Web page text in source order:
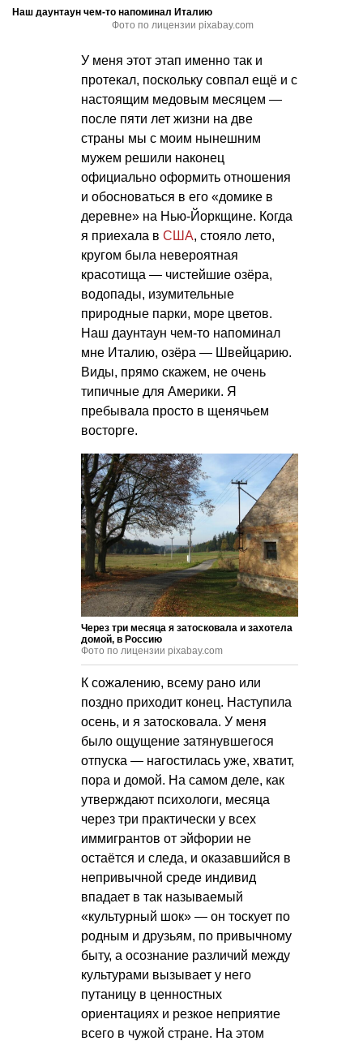
Наш даунтаун чем-то напоминал Италию
Фото по лицензии pixabay.com
У меня этот этап именно так и
протекал, поскольку совпал ещё и с
настоящим медовым месяцем —
после пяти лет жизни на две
страны мы с моим нынешним
мужем решили наконец
официально оформить отношения
и обосноваться в его «домике в
деревне» на Нью-Йоркщине. Когда
я приехала в США, стояло лето,
кругом была невероятная
красотища — чистейшие озёра,
водопады, изумительные
природные парки, море цветов.
Наш даунтаун чем-то напоминал
мне Италию, озёра — Швейцарию.
Виды, прямо скажем, не очень
типичные для Америки. Я
пребывала просто в щенячьем
восторге.
Через три месяца я затосковала и захотела
домой, в Россию
Фото по лицензии pixabay.com
К сожалению, всему рано или
поздно приходит конец. Наступила
осень, и я затосковала. У меня
было ощущение затянувшегося
отпуска — нагостилась уже, хватит,
пора и домой. На самом деле, как
утверждают психологи, месяца
через три практически у всех
иммигрантов от эйфории не
остаётся и следа, и оказавшийся в
непривычной среде индивид
впадает в так называемый
«культурный шок» — он тоскует по
родным и друзьям, по привычному
быту, а осознание различий между
культурами вызывает у него
путаницу в ценностных
ориентациях и резкое неприятие
всего в чужой стране. На этом